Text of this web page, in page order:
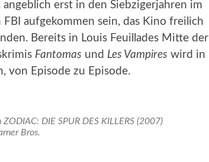
angeblich erst in den Siebzigerjahren im
FBI aufgekommen sein, das Kino freilich
Bereits in Louis Feuillades Mitte der
Fantomas und Les Vampires wird in
von Episode zu Episode.
DIE SPUR DES KILLERS (2007)
Bros.